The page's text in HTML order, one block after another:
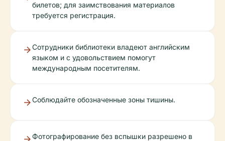
билетов; для заимствования материалов
требуется регистрация.
Сотрудники библиотеки владеют английским
языком и с удовольствием помогут
международным посетителям.
Соблюдайте обозначенные зоны тишины.
Фотографирование без вспышки разрешено в